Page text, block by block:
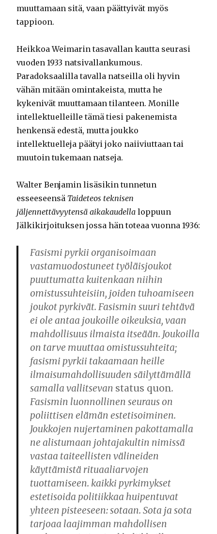
muuttamaan sitä, vaan päättyivät myös
tappioon.
Heikkoa Weimarin tasavallan kautta seurasi
vuoden 1933 natsivallankumous.
Paradoksaalilla tavalla natseilla oli hyvin
vähän mitään omintakeista, mutta he
kykenivät muuttamaan tilanteen. Monille
intellektuelleille tämä tiesi pakenemista
henkensä edestä, mutta joukko
intellektuelleja päätyi joko naiiviuttaan tai
muutoin tukemaan natseja.
Walter Benjamin lisäsikin tunnetun
esseeseensä Taideteos teknisen
jäljennettävyytensä aikakaudella loppuun
Jälkikirjoituksen jossa hän toteaa vuonna 1936:
Fasismi pyrkii organisoimaan
vastamuodostuneet työläisjoukot
puuttumatta kuitenkaan niihin
omistussuhteisiin, joiden tuhoamiseen
joukot pyrkivät. Fasismin suuri tehtävä
ei ole antaa joukoille oikeuksia, vaan
mahdollisuus ilmaista itseään. Joukoilla
on tarve muuttaa omistussuhteita;
fasismi pyrkii takaamaan heille
ilmaisumahdollisuuden säilyttämällä
samalla vallitsevan status quon.
Fasismin luonnollinen seuraus on
poliittisen elämän estetisoiminen.
Joukkojen nujertaminen pakottamalla
ne alistumaan johtajakultin nimissä
vastaa taiteellisten välineiden
käyttämistä rituaaliarvojen
tuottamiseen. kaikki pyrkimykset
estetisoida politiikkaa huipentuvat
yhteen pisteeseen: sotaan. Sota ja sota
tarjoaa laajimman mahdollisen